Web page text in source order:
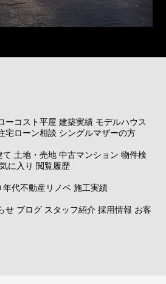
ーコスト平屋 建築実績 モデルハウス
宅ローン相談 シングルマザーの方
て 土地・売地 中古マンション 物件検
に入り 閲覧履歴
年代不動産リノベ 施工実績
せ ブログ スタッフ紹介 採用情報 お客